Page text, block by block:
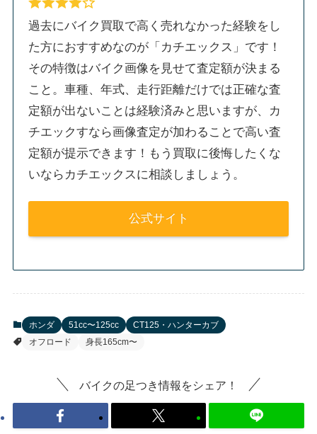
過去にバイク買取で高く売れなかった経験をし
た方におすすめなのが「カチエックス」です！
その特徴はバイク画像を見せて査定額が決まる
こと。車種、年式、走行距離だけでは正確な査
定額が出ないことは経験済みと思いますが、カ
チエックすなら画像査定が加わることで高い査
定額が提示できます！もう買取に後悔したくな
いならカチエックスに相談しましょう。
公式サイト
ホンダ 51cc〜125cc
CT125・ハンターカブ
オフロード
身長165cm〜
バイクの足つき情報をシェア！